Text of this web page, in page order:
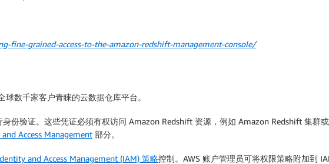
fine-grained-access-to-the-amazon-redshift-management-console/
球数千家客户青睐的云数据仓库平台。
份验证。这些凭证必须有权访问 Amazon Redshift 资源，例如 Amazon Redshift 集群
Access Management 部分。
and Access Management (IAM) 策略控制。AWS 账户管理员可将权限策略附加到